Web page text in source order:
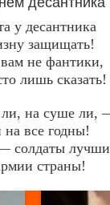
у десантника
защищать!
не фантики,
лишь сказать!
ли, на суше ли,
все годны!
солдаты
страны!